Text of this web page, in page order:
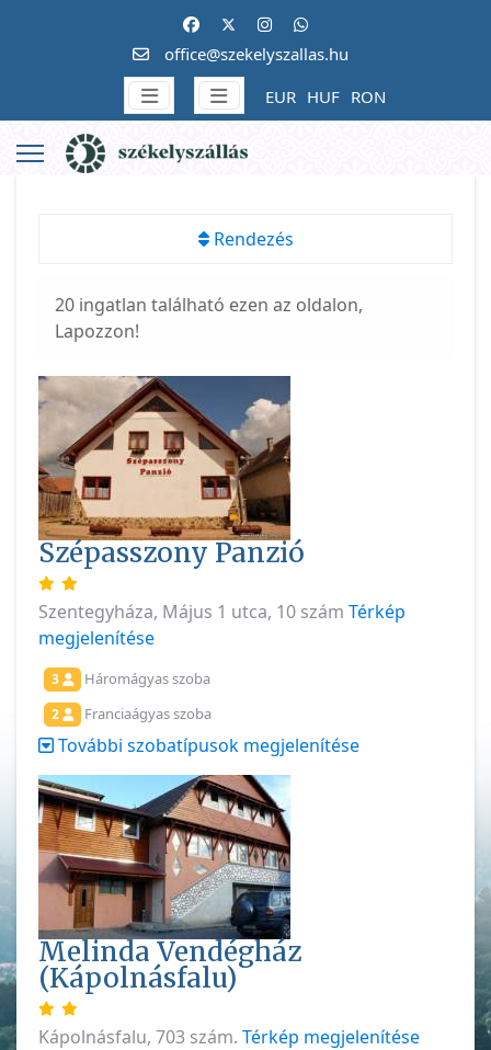
office@szekelyszallas.hu
EUR HUF RON
Rendezés
20 ingatlan található ezen az oldalon,
Lapozzon!
Szépasszony Panzió
Szentegyháza, Május 1 utca, 10 szám Térkép
megjelenítése
3 Háromágyas szoba
2 Franciaágyas szoba
További szobatípusok megjelenítése
Melinda Vendégház
(Kápolnásfalu)
Kápolnásfalu, 703 szám. Térkép megjelenítése